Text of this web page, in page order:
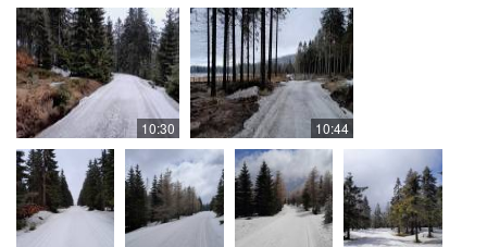
10:30 10:44